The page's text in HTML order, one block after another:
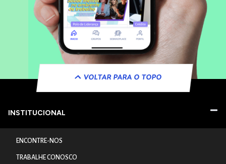
VOLTAR PARA O TOPO
INSTITUCIONAL
ENCONTRE-NOS
TRABALHE CONOSCO